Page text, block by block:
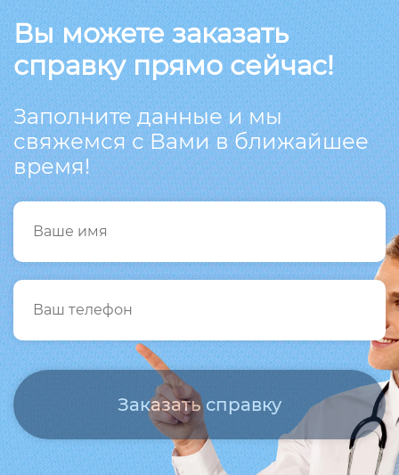
Вы можете заказать
справку прямо сейчас!
Заполните данные и мы
свяжемся с Вами в ближайшее
время!